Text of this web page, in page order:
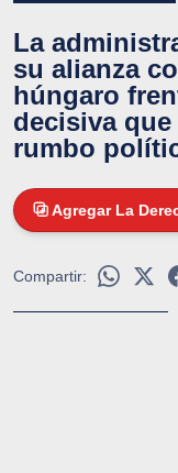
La
su alianza
húngaro
decisiva
rumbo
Agregar La
Compartir: